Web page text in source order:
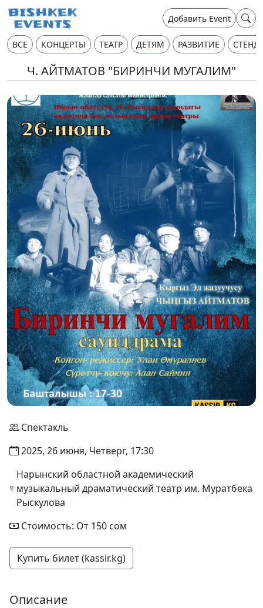
Добавить Event
ВСЕ КОНЦЕРТЫ ТЕАТР ДЕТЯМ РАЗВИТИЕ
Ч. АЙТМАТОВ "БИРИНЧИ МУГАЛИМ"
Спектакль
2025, 26 июня, Четверг, 17:30
Нарынский областной академический
музыкальный драматический театр им. Муратбека
Рыскулова
Стоимость: От 150 сом
Купить билет (kassir.kg)
Описание